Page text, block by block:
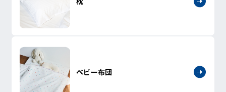
ベビー布団